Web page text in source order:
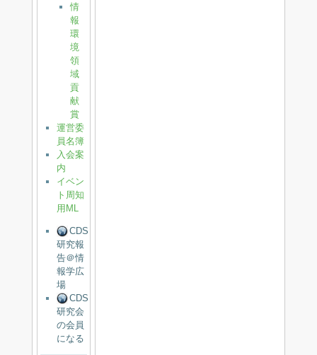
情
報
環
境
領
域
貢
献
賞
運営委
員名簿
入会案
内
イベン
ト周知
用ML
CDS
研究報
告＠情
報学広
場
CDS
研究会
の会員
になる